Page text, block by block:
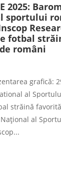
2025:
sportului
fotbal
români
grafică:
al
străină
al